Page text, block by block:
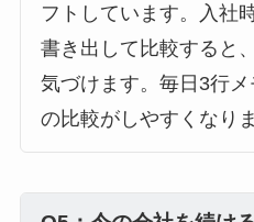
フトしています。入社
書き出して比較すると
気づけます。毎日3行
の比較がしやすくなりま